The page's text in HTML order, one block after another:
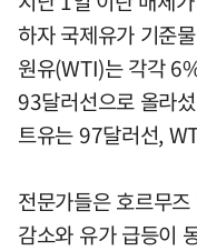
하자 국제유가 기준
원유(WTI)는 각각
93달러선으로 올라
트유는 97달러선,
전문가들은 호르무
감소와 유가 급등이